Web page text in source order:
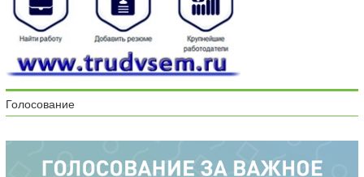
Голосование